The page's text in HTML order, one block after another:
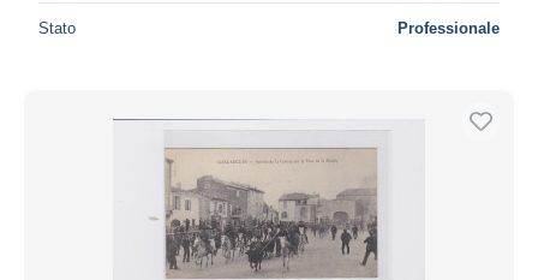
Stato Professionale